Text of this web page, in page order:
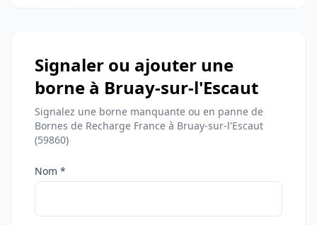
Signaler ou ajouter une
borne à Bruay-sur-l'Escaut
Signalez une borne manquante ou en panne de
Bornes de Recharge France à Bruay-sur-l'Escaut
(59860)
Nom *